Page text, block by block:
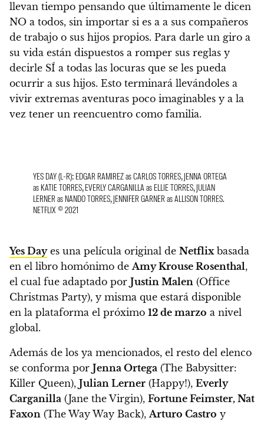
llevan tiempo pensando que últimamente le dicen
NO a todos, sin importar si es a a sus compañeros
de trabajo o sus hijos propios. Para darle un giro a
su vida están dispuestos a romper sus reglas y
decirle SÍ a todas las locuras que se les pueda
ocurrir a sus hijos. Esto terminará llevándoles a
vivir extremas aventuras poco imaginables y a la
vez tener un reencuentro como familia.
YES DAY (L-R): EDGAR RAMIREZ as CARLOS TORRES, JENNA ORTEGA
as KATIE TORRES, EVERLY CARGANILLA as ELLIE TORRES, JULIAN
LERNER as NANDO TORRES, JENNIFER GARNER as ALLISON TORRES.
NETFLIX © 2021
Yes Dayes una película original de Netflixbasada
en el libro homónimo deAmy Krouse Rosenthal,
el cual fue adaptado por Justin Malen (Office
Christmas Party), y misma que estará disponible
en la plataforma el próximo 12 de marzo a nivel
global.
Además de los ya mencionados, el resto del elenco
se conforma por Jenna Ortega (The Babysitter:
Killer Queen), Julian Lerner (Happy!), Everly
Carganilla (Jane the Virgin), Fortune Feimster, Nat
Faxon (The Way Way Back),Arturo Castro y